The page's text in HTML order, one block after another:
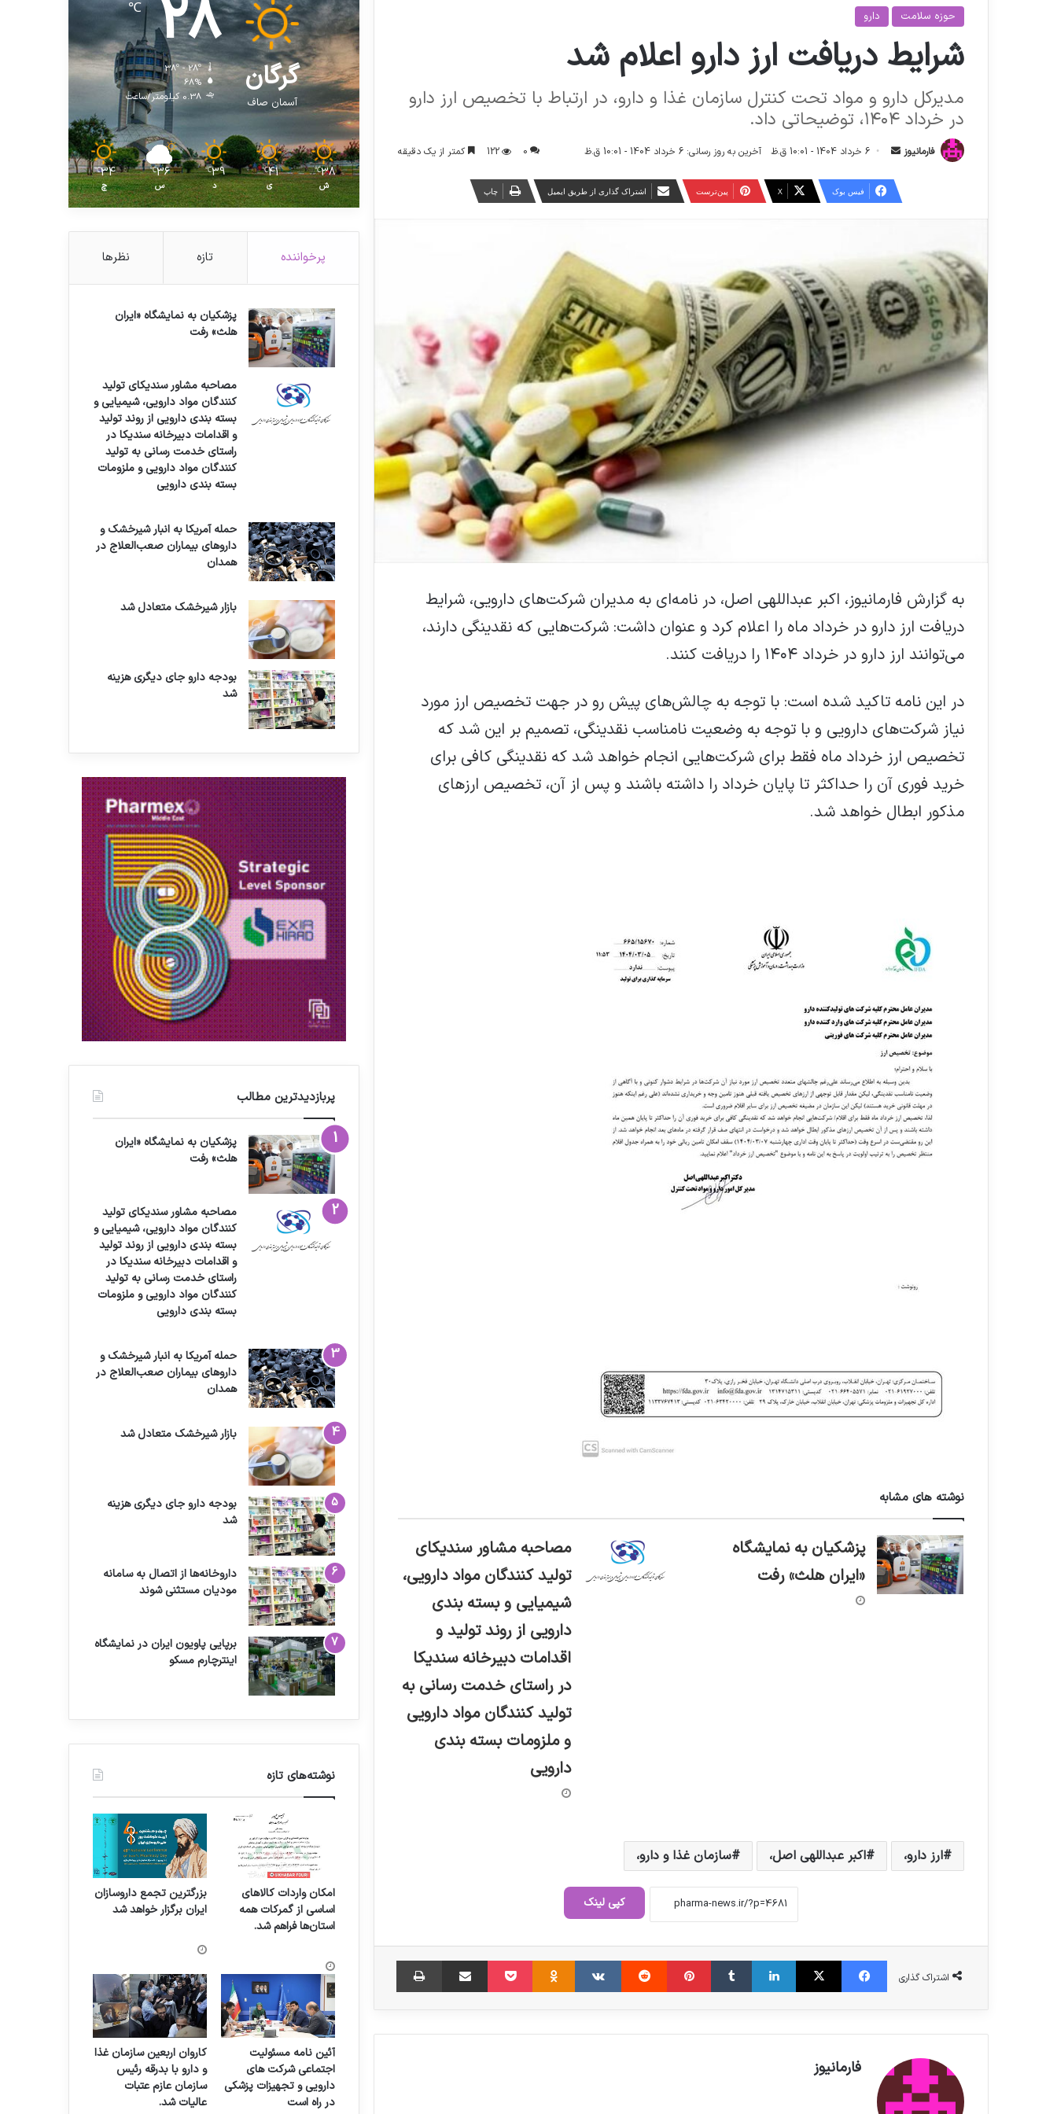
حوزه سلامت دارو
شرایط دریافت ارز دارو اعلام شد
مدیرکل دارو و مواد تحت کنترل سازمان غذا و دارو، در ارتباط با تخصیص ارز دارو
در خرداد ۱۴۰۴، توضیحاتی داد.
فارمانیوز
س
م
ی
ل
6 خرداد 1404 - 10:01 ق.ظ آخرین به روز رسانی: 6 خرداد 1404 - 10:01 ق.ظ 0
122 کمتر از یک دقیقه
فیس بوک X ‫پین‌ترست اشتراک گذاری از طریق ایمیل چاپ
به گزارش فارمانیوز، اکبر عبداللهی اصل، در نامه‌ای به مدیران شرکت‌های دارویی، شرایط
دریافت ارز دارو در خرداد ماه را اعلام کرد و عنوان داشت: شرکت‌هایی که نقدینگی دارند،
می‌توانند ارز دارو در خرداد ۱۴۰۴ را دریافت کنند.
در این نامه تاکید شده است: با توجه به چالش‌های پیش رو در جهت تخصیص ارز مورد
نیاز شرکت‌های دارویی و با توجه به وضعیت نامناسب نقدینگی، تصمیم بر این شد که
تخصیص ارز خرداد ماه فقط برای شرکت‌هایی انجام خواهد شد که نقدینگی کافی برای
خرید فوری آن را حداکثر تا پایان خرداد را داشته باشند و پس از آن، تخصیص ارزهای
مذکور ابطال خواهد شد.
نوشته های مشابه
پزشکیان به نمایشگاه
«ایران هلث» رفت
مصاحبه مشاور سندیکای
تولید کنندگان مواد دارویی،
شیمیایی و بسته بندی
دارویی از روند تولید و
اقدامات دبیرخانه سندیکا
در راستای خدمت رسانی به
تولید کنندگان مواد دارویی
و ملزومات بسته بندی
دارویی
ارز دارو، اکبر عبداللهی اصل، سازمان غذا و دارو،
کپی لینک
اشتراک گذاری
فیس بوک X لینکدین ‫تامبلر ‫پین‌ترست ‫رددیت ‫VKontakte
‫Odnoklassniki پاکت اشتراک گذاری از طریق ایمیل
فارمانیوز
نظر کارشناسی سازمان غذا و دارو در واردات
گرگان
آسمان صاف
28
℃
38º - 28º
68%
0.38 کیلومتر/ساعت
38
℃
ش
41
℃
ی
39
℃
د
36
℃
س
34
℃
چ
پرخواننده تازه نظرها
پزشکیان به نمایشگاه «ایران
هلث» رفت
مصاحبه مشاور سندیکای تولید
کنندگان مواد دارویی، شیمیایی و
بسته بندی دارویی از روند تولید
و اقدامات دبیرخانه سندیکا در
راستای خدمت رسانی به تولید
کنندگان مواد دارویی و ملزومات
بسته بندی دارویی
حمله آمریکا به انبار شیرخشک و
داروهای بیماران صعب‌العلاج در
همدان
بازار شیرخشک متعادل شد
بودجه دارو جای دیگری هزینه
شد
پربازدیدترین مطالب
پزشکیان به نمایشگاه «ایران
هلث» رفت
مصاحبه مشاور سندیکای تولید
کنندگان مواد دارویی، شیمیایی و
بسته بندی دارویی از روند تولید
و اقدامات دبیرخانه سندیکا در
راستای خدمت رسانی به تولید
کنندگان مواد دارویی و ملزومات
بسته بندی دارویی
حمله آمریکا به انبار شیرخشک و
داروهای بیماران صعب‌العلاج در
همدان
بازار شیرخشک متعادل شد
بودجه دارو جای دیگری هزینه
شد
داروخانه‌ها از اتصال به سامانه
مودیان مستثنی شوند
برپایی پاویون ایران در نمایشگاه
اینترچارم مسکو
نوشته‌های تازه
امکان واردات کالاهای
اساسی از گمرکات همه
استان‌ها فراهم شد.
بزرگترین تجمع داروسازان
ایران برگزار خواهد شد
آئین نامه مسئولیت
اجتماعی شرکت های
دارویی و تجهیزات پزشکی
در راه است
کاروان اربعین سازمان غذا
و دارو با بدرقه رئیس
سازمان عازم عتبات
عالیات شد.